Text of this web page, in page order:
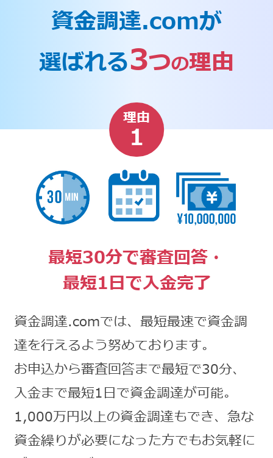
資金調達.comが
選ばれる3つの理由
理由
1
最短30分で審査回答・
最短1日で入金完了
資金調達.comでは、最短最速で資金調
達を行えるよう努めております。
お申込から審査回答まで最短で30分、
入金まで最短1日で資金調達が可能。
1,000万円以上の資金調達もでき、急な
資金繰りが必要になった方でもお気軽に